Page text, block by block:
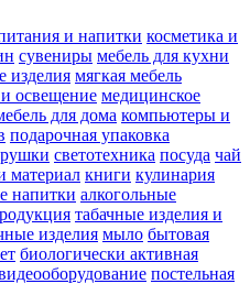
и напитки косметика и
сувениры мебель для кухни
изделия мягкая мебель
освещение медицинское
для дома компьютеры и
подарочная упаковка
светотехника посуда чай
материал книги кулинария
напитки алкогольные
табачные изделия и
изделия мыло бытовая
биологически активная
постельная